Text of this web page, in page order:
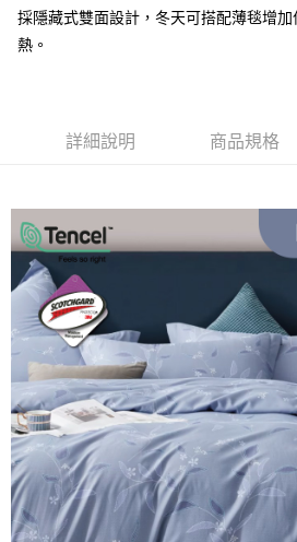
成交易。
4.訂單成立30分鐘內，如未前往確認交易或遇
1.分期款項不併入電信帳單，「大哥付你分期
醒簡訊。
【注意事項】
1.本服務係由「台灣大哥大股份有限公司」（
用戶於交易時，得透過本服務購買商品或服務
買賣價金債權讓與本公司後，依約使用本公司
2.基於同意付款使用「大哥付你分期」之契約
資料（包含姓名、電話或地址）提供予台灣大
由本公司與您本人進行分期帳單所需資料之確
3.完整用戶服務條款，請詳閱以下連結：
AFTEE先享後付是「在收到商品之後才付款」
便利好安心！
【「AFTEE先享後付」結帳流程】
３．收到繳費通知簡訊後14天內，點擊此簡訊
ATM／網路銀行／等多元方式進行付款，方視
※ 請注意：結帳手續完成當下不需立刻繳費
購買商品的店家。未經商家同意取消之訂單仍
後付繳納相關費用。
※ 交易是否成功請以「AFTEE先享後付 」之
是否繳費成功／繳費後需取消欲退款等相關疑
客戶支援中心」 https://
【注意事項】
１．透過由恩沛科技股份有限公司提供之「
易，需依本服務之必要範圍內提供個人資料，
權轉讓予恩沛科技股份有限公司。
２．關於個人資料處理事宜，請瀏覽以下網址：
https://aftee.tw/terms/#terms3
３．未成年的使用者請事先徵得法定代理人或
「AFTEE先享後付」，若未經同意申辦者引起
ATM付款
每筆NT$150，滿NT$990(含以上)免運費
每筆NT$250
採隱藏式雙面設計，冬天可搭配薄毯增
熱。
詳細說明 商品規格